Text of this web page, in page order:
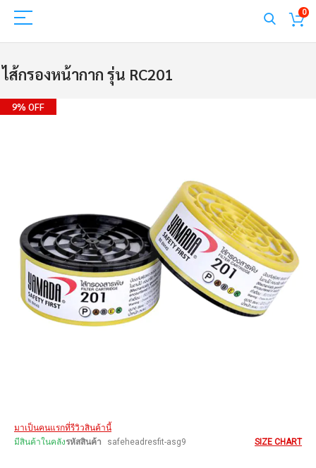
0
ไส้กรองหน้ากาก รุ่น RC201
Skip
to
9% OFF
มาเป็นคนแรกที่รีวิวสินค้านี้
มีสินค้าในคลังรหัสสินค้า safeheadresfit-asg9 SIZE CHART